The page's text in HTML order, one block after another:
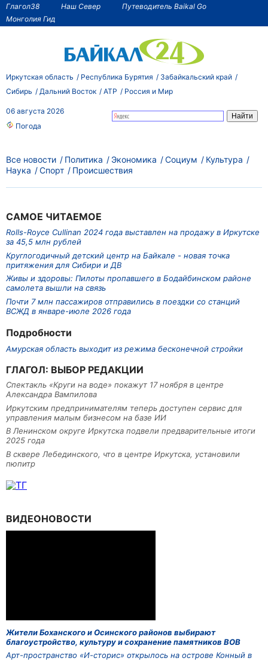
Глагол38 Наш Север
Путеводитель Baikal Go
Монголия Гид
Иркутская область Республика Бурятия
Забайкальский край
Сибирь
Дальний Восток АТР Россия и Мир
06 августа 2026
Погода
САМОЕ ЧИТАЕМОЕ
Rolls-Royce Cullinan 2024 года выставлен на продажу в Иркутске
за 45,5 млн рублей
Круглогодичный детский центр на Байкале - новая точка
притяжения для Сибири и ДВ
Живы и здоровы: Пилоты пропавшего в Бодайбинском районе
самолета вышли на связь
Почти 7 млн пассажиров отправились в поездки со станций
ВСЖД в январе-июле 2026 года
Подробности
Амурская область выходит из режима бесконечной стройки
ГЛАГОЛ: ВЫБОР РЕДАКЦИИ
Спектакль «Круги на воде» покажут 17 ноября в центре
Александра Вампилова
Иркутским предпринимателям теперь доступен сервис для
управления малым бизнесом на базе ИИ
В Ленинском округе Иркутска подвели предварительные итоги
2025 года
В сквере Лебединского, что в центре Иркутска, установили
пюпитр
Все новости Политика Экономика Социум
Культура
Наука
Спорт Происшествия
ВИДЕОНОВОСТИ
Жители Боханского и Осинского районов выбирают
благоустройство, культуру и сохранение памятников ВОВ
Арт-пространство «И-сторис» открылось на острове Конный в